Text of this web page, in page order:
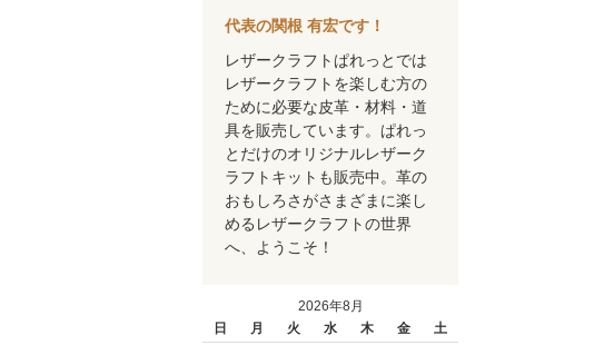
代表の関根 有宏です！
レザークラフトぱれっとでは
レザークラフトを楽しむ方の
ために必要な皮革・材料・道
具を販売しています。ぱれっ
とだけのオリジナルレザーク
ラフトキットも販売中。革の
おもしろさがさまざまに楽し
めるレザークラフトの世界
へ、ようこそ！
2026年8月
日
月 火 水 木 金
土